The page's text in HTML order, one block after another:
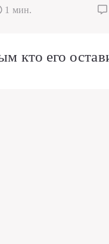
1 мин.
кто его